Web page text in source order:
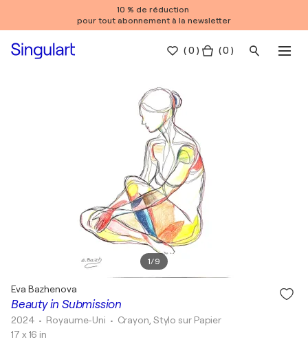
10 % de réduction
pour tout abonnement à la newsletter
(0 ) ( 0 )
1/9
Beauty in Submission
Eva Bazhenova
2024 • Royaume-Uni • Crayon, Stylo sur Papier
17 x 16 in